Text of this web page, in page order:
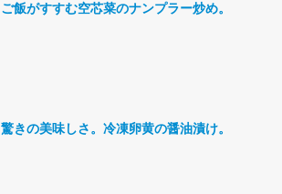
ご飯がすすむ空芯菜のナンプラー炒め。
驚きの美味しさ。冷凍卵黄の醤油漬け。